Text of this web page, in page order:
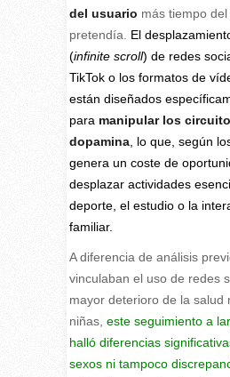
del usuario más tiempo del
pretendía. El
(infinite scroll) de redes
TikTok o los formatos de
están diseñados
para manipular los
dopamina, lo que, según
genera un coste de
desplazar actividades
deporte, el estudio o la
familiar.
A diferencia de análisis
vinculaban el uso de redes
mayor deterioro de la salud
niñas, este seguimiento a
halló diferencias
sexos ni tampoco